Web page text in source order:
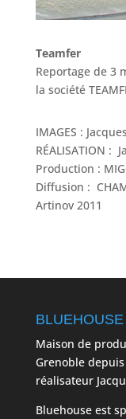
Teamfer
Reportage de 3
la société
IMAGES :
RÉALISATION :
Production :
Diffusion :
Artinov 2011
BLUEHOUSE
Maison de
Grenoble
réalisateur
Bluehouse est